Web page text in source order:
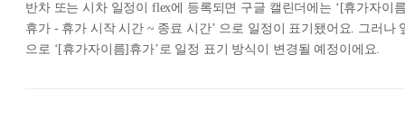
반차 또는 시차 일정이 flex에 등록되면 구글 캘린더에는 ‘[휴가자이
휴가 - 휴가 시작 시간 ~ 종료 시간’ 으로 일정이 표기됐어요. 그러나
으로 ‘[휴가자이름]휴가’로 일정 표기 방식이 변경될 예정이에요.